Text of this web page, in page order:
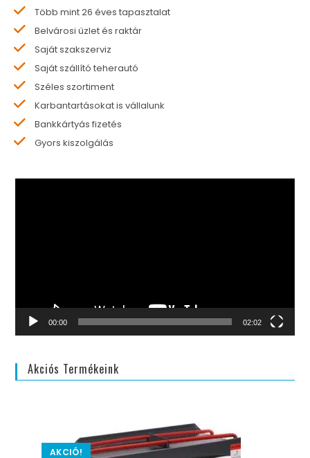
Több mint 26 éves tapasztalat
Belvárosi üzlet és raktár
Saját szakszerviz
Saját szállító teherautó
Széles szortiment
Karbantartásokat is vállalunk
Bankkártyás fizetés
Gyors kiszolgálás
00:00 02:02
Akciós Termékeink
AKCIÓ!